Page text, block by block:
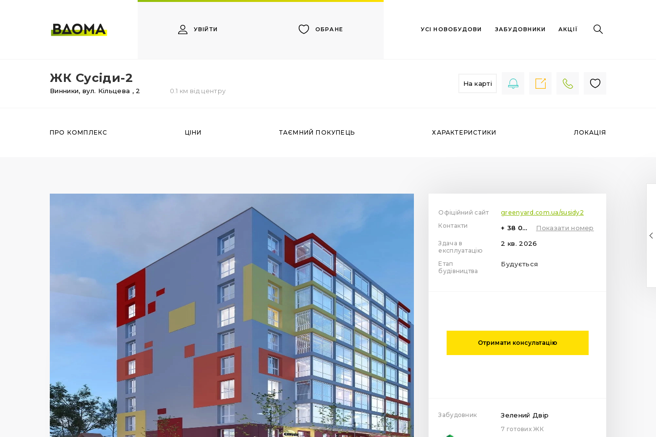
УВІЙТИ ОБРАНЕ УСІ НОВОБУДОВИ ЗАБУДОВНИКИ АКЦІЇ
ЖК Сусіди-2
Винники, вул. Кільцева , 2 0.1 км від центру
На карті
ПРО КОМПЛЕКС ЦІНИ ТАЄМНИЙ ПОКУПЕЦЬ ХАРАКТЕРИСТИКИ ЛОКАЦІЯ
Офіційний сайт
greenyard.com.ua/susidy2
Контакти
+ 38 099 78 78 287 Показати номер
Здача в
експлуатацію
2 кв. 2026
Етап
будівництва
Будується
Отримати консультацію
Забудовник Зелений Двір
7 готових ЖК